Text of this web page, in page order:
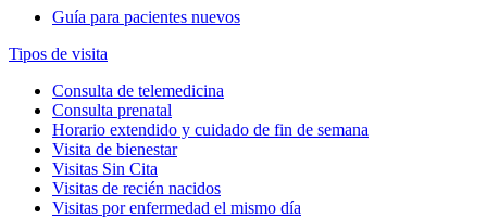
Guía para pacientes nuevos
Tipos de visita
Consulta de telemedicina
Consulta prenatal
Horario extendido y cuidado de fin de semana
Visita de bienestar
Visitas Sin Cita
Visitas de recién nacidos
Visitas por enfermedad el mismo día